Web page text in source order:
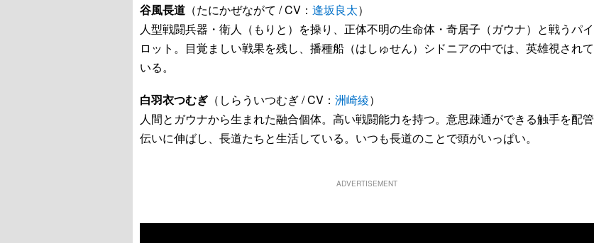
谷風長道 （たにかぜながて / CV： 逢坂良太）
人型戦闘兵器・衛人（もりと）を操り、正体不明の生命体・奇居子（ガウナ）と戦うパイ
ロット。目覚ましい戦果を残し、播種船（はしゅせん）シドニアの中では、英雄視されて
いる。
白羽衣つむぎ （しらういつむぎ / CV： 洲崎綾）
人間とガウナから生まれた融合個体。高い戦闘能力を持つ。意思疎通ができる触手を配管
伝いに伸ばし、長道たちと生活している。いつも長道のことで頭がいっぱい。
ADVERTISEMENT